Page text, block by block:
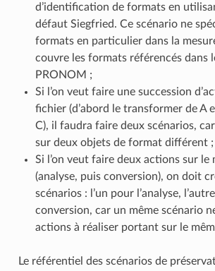
d’identification de formats en
défaut Siegfried. Ce scénario ne
formats en particulier dans la
couvre les formats référencés dans
PRONOM ;
Si l’on veut faire une succession
fichier (d’abord le transformer de A
C), il faudra faire deux scénarios,
sur deux objets de format différent ;
Si l’on veut faire deux actions sur le
(analyse, puis conversion), on doit
scénarios : l’un pour l’analyse,
conversion, car un même scénario
actions à réaliser portant sur le
Le référentiel des scénarios de